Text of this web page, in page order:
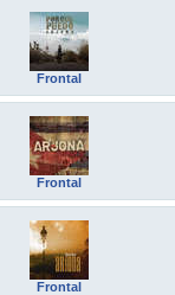
Frontal
Frontal
Frontal